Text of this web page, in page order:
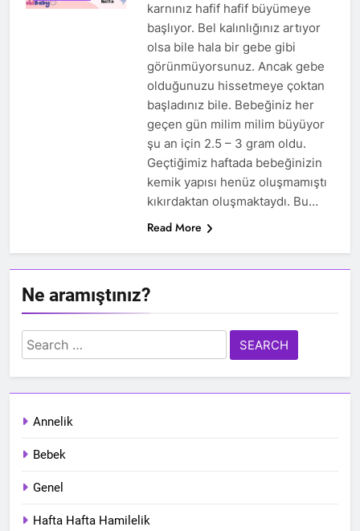
karnınız hafif hafif büyümeye
başlıyor. Bel kalınlığınız artıyor
olsa bile hala bir gebe gibi
görünmüyorsunuz. Ancak gebe
olduğunuzu hissetmeye çoktan
başladınız bile. Bebeğiniz her
geçen gün milim milim büyüyor
şu an için 2.5 – 3 gram oldu.
Geçtiğimiz haftada bebeğinizin
kemik yapısı henüz oluşmamıştı
kıkırdaktan oluşmaktaydı. Bu…
Read More
Ne aramıştınız?
Search
for:
Annelik
Bebek
Genel
Hafta Hafta Hamilelik